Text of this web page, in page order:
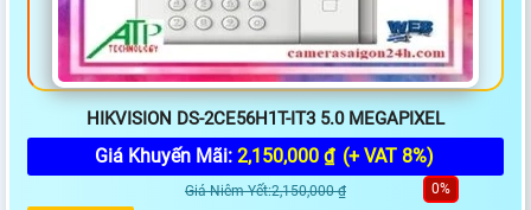
HIKVISION DS-2CE56H1T-IT3 5.0 MEGAPIXEL
Giá Khuyến Mãi: 2,150,000 ₫ (+ VAT 8%)
Giá Niêm Yết:2,150,000 ₫ 0%